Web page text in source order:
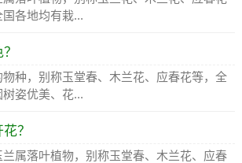
各地均有栽...
种，别称玉堂春、木兰花、应春花等，全
姿优美、花...
？
属落叶植物，别称玉堂春、木兰花、应春